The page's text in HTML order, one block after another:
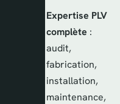
Expertise PLV
complète :
audit,
fabrication,
installation,
maintenance,